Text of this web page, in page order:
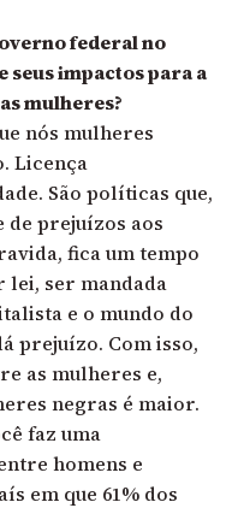
federal no
seus impactos para a
mulheres?
nós mulheres
Licença
São políticas que,
prejuízos aos
fica um tempo
lei, ser mandada
e o mundo do
prejuízo. Com isso,
as mulheres e,
negras é maior.
faz uma
homens e
em que 61% dos